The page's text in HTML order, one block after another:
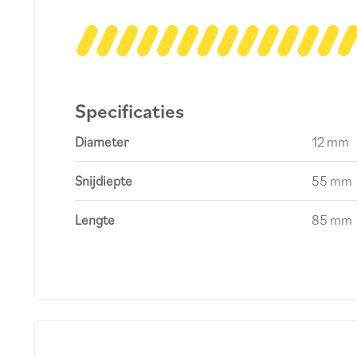
Specificaties
Diameter 12 mm
Snijdiepte 55 mm
Lengte 85 mm